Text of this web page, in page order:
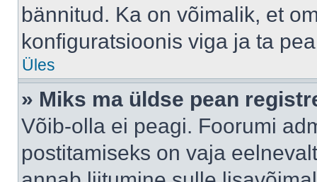
bännitud. Ka on võimalik, et
konfiguratsioonis viga ja ta
Üles
» Miks ma üldse pean
Võib-olla ei peagi. Foorumi
postitamiseks on vaja